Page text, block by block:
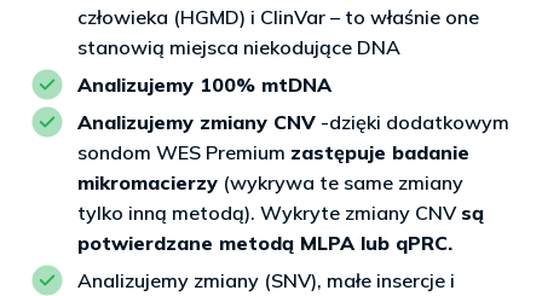
człowieka (HGMD) i ClinVar – to właśnie one
stanowią miejsca niekodujące DNA
Analizujemy 100% mtDNA
Analizujemy zmiany CNV -dzięki dodatkowym
sondom WES Premium zastępuje badanie
mikromacierzy (wykrywa te same zmiany
tylko inną metodą). Wykryte zmiany CNV są
potwierdzane metodą MLPA lub qPRC.
Analizujemy zmiany (SNV), małe insercje i